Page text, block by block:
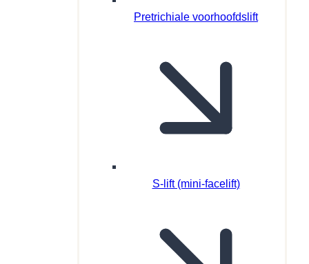
Pretrichiale voorhoofdslift
S-lift (mini-facelift)